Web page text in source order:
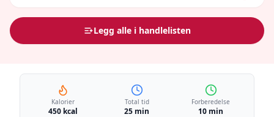
Legg alle i handlelisten
Kalorier
450 kcal
Total tid
25 min
Forberedelse
10 min